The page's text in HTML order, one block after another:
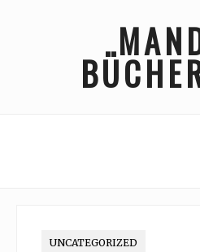
UNCATEGORIZED